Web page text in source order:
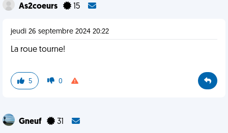
As2coeurs 15
jeudi 26 septembre 2024 20:22
La roue tourne!
5 0
Gneuf 31